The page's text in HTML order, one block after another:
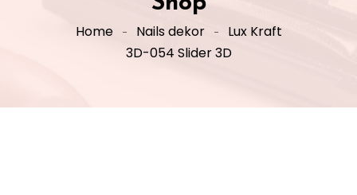
Home Nails dekor
Lux Kraft
3D-054 Slider 3D